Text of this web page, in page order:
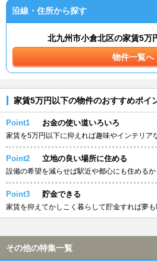
沿線・住所から探す
北九州市小倉北区の家賃5万
物件一覧へ
家賃5万円以下の物件のおすすめポイ
Point1 お金の使い道いろいろ
家賃を5万円以下に抑えれば趣味やインテリア
Point2 立地の良い場所に住める
設備の希望を減らせば駅近や都心にも住めるか
Point3 貯金できる
家賃を抑えてかしこく暮らして貯金すれば夢も
その他の特集一覧